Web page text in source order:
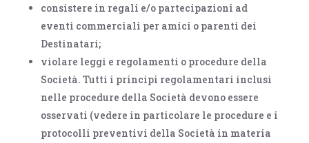
consistere in regali e/o partecipazioni ad
eventi commerciali per amici o parenti dei
Destinatari;
violare leggi e regolamenti o procedure della
Società. Tutti i principi regolamentari inclusi
nelle procedure della Società devono essere
osservati (vedere in particolare le procedure e i
protocolli preventivi della Società in materia